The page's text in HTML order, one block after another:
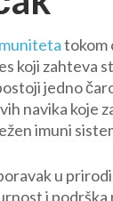
tokom
koji zahteva
jedno
navika koje
imuni
u
i